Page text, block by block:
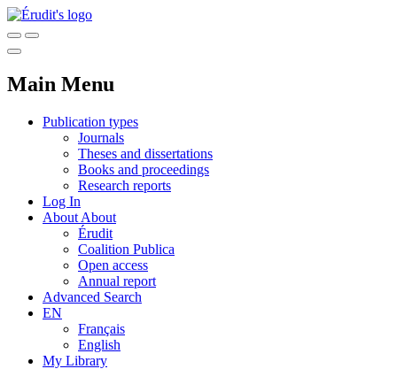
Main Menu
Publication types
Journals
Theses and dissertations
Books and proceedings
Research reports
Log In
About About
Érudit
Coalition Publica
Open access
Annual report
Advanced Search
EN
Français
English
My Library